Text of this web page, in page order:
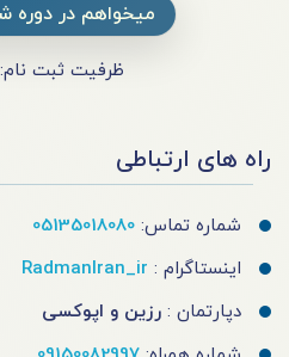
میخواهم در دوره
ظرفیت ثبت نام:
راه های ارتباطی
شماره تماس: 05135018080
اینستاگرام : RadmanIran_ir
دپارتمان : رزین و اپوکسی